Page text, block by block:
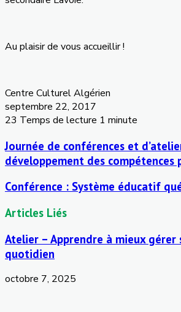
Au plaisir de vous accueillir !
Centre Culturel Algérien
septembre 22, 2017
23 Temps de lecture 1 minute
Journée de conférences et
développement des compétences
Conférence : Système éducatif
Articles Liés
Atelier – Apprendre à mieux gérer
quotidien
octobre 7, 2025